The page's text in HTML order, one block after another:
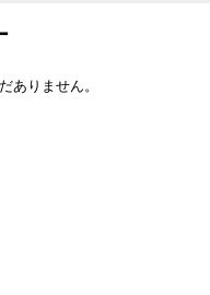
ありません。